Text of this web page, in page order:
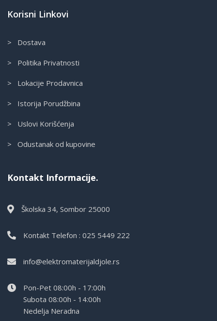
Korisni Linkovi
> Dostava
> Politika Privatnosti
> Lokacije Prodavnica
> Istorija Porudžbina
> Uslovi Korišćenja
> Odustanak od kupovine
Kontakt Informacije.
Školska 34, Sombor 25000
Kontakt Telefon : 025 5449 222
info@elektromaterijaldjole.rs
Pon-Pet 08:00h - 17:00h
Subota 08:00h - 14:00h
Nedelja Neradna